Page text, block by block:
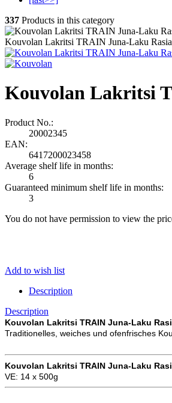
337 Products in this category
Kouvolan Lakritsi TRAIN Juna-Laku
Kouvolan Lakritsi
Product No.:
20002345
EAN:
6417200023458
Average shelf life in months:
6
Guaranteed minimum shelf life in months:
3
You do not have permission to view the
Add to wish list
Description
Description
Kouvolan Lakritsi TRAIN Juna-Laku
Traditionelles, weiches und ofenfrisches
Kouvolan Lakritsi TRAIN Juna-Laku
VE: 14 x 500g